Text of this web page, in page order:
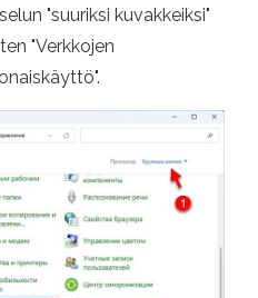
"suuriksi kuvakkeiksi"
"Verkkojen